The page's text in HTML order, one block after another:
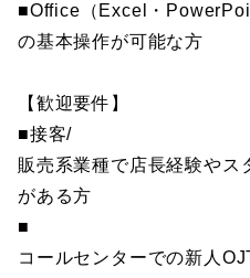
■Office（Excel・
の基本操作が可能な方
【歓迎要件】
■接客/
販売系業種で店長経験やス
がある方
■
コールセンターでの新人